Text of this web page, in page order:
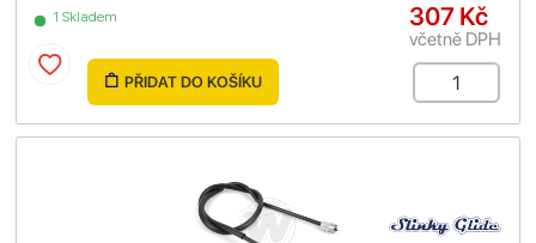
1 Skladem 307 Kč
včetně DPH
PŘIDAT DO KOŠÍKU